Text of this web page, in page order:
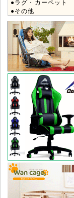
●ラグ・カーペット
●その他